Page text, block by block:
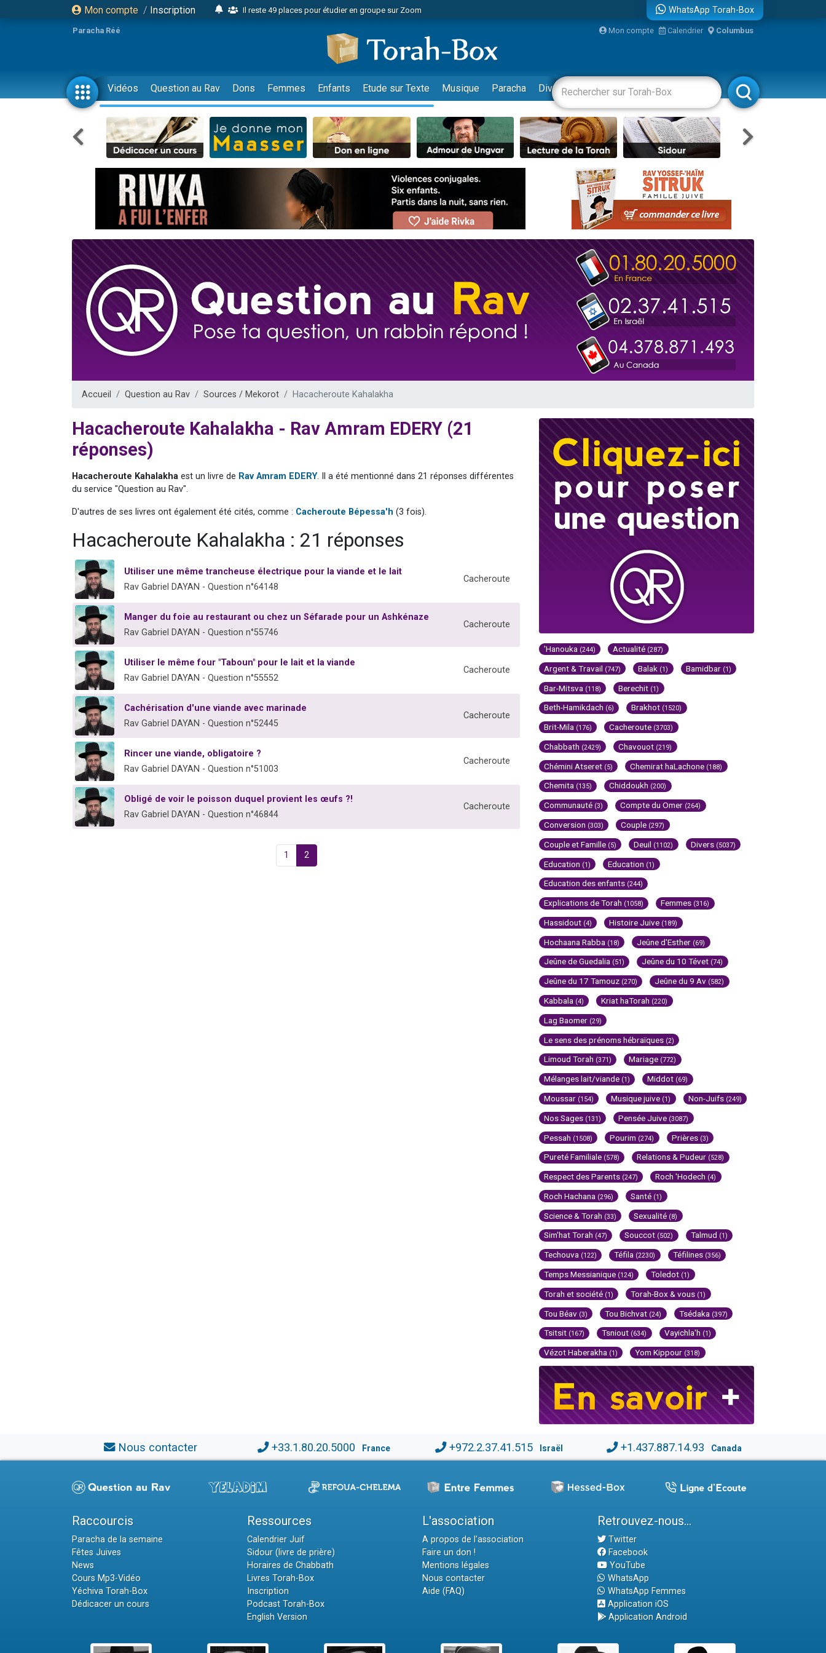
Mon compte / Inscription
Il reste 49 places pour étudier en groupe sur Zoom
2 personnes viennent de nous rejoindre sur WhatsApp
6 personnes viennent de nous rejoindre sur WhatsApp
4 personnes viennent de faire un don pour Reloger Rivka, 6 enfants, victime de violences...
2 personnes viennent de faire un don pour 1 Journée de Vacances Pour les Enfants
17 personnes viennent de demander une bénédiction
4 personnes viennent de nous rejoindre sur WhatsApp
Il reste 49 places pour étudier en groupe sur Zoom
Eva vient de donner son Maasser
4 personnes viennent de nous rejoindre sur WhatsApp
3 personnes viennent de nous rejoindre sur WhatsApp
Odaya vient de donner son Maasser
3 personnes viennent de faire un don pour 5 jours de vacances aux Orphelins
2 personnes viennent de nous rejoindre sur WhatsApp
13 personnes viennent de demander une bénédiction
30 personnes viennent de faire un don pour Sauvez la jambe de Yohan
Il reste 49 places pour étudier en groupe sur Zoom
12 nouvelles musiques dans Torah-Box Music
WhatsApp Torah-Box
Paracha Réé Mon compte Calendrier Columbus
Vidéos Question au Rav Dons Femmes Enfants Etude sur Texte Musique Paracha Divertissements Livres Rabbanim
Accueil Question au Rav Sources / Mekorot Hacacheroute Kahalakha
Hacacheroute Kahalakha - Rav Amram EDERY (21
réponses)
Hacacheroute Kahalakha est un livre de Rav Amram EDERY. Il a été mentionné dans 21 réponses différentes
du service "Question au Rav".
D'autres de ses livres ont également été cités, comme : Cacheroute Bépessa'h (3 fois).
Hacacheroute Kahalakha : 21 réponses
Utiliser une même trancheuse électrique pour la viande et le lait
Rav Gabriel DAYAN - Question n°64148
Cacheroute
Manger du foie au restaurant ou chez un Séfarade pour un Ashkénaze
Rav Gabriel DAYAN - Question n°55746
Cacheroute
Utiliser le même four "Taboun" pour le lait et la viande
Rav Gabriel DAYAN - Question n°55552
Cacheroute
Cachérisation d'une viande avec marinade
Rav Gabriel DAYAN - Question n°52445
Cacheroute
Rincer une viande, obligatoire ?
Rav Gabriel DAYAN - Question n°51003
Cacheroute
Obligé de voir le poisson duquel provient les œufs ?!
Rav Gabriel DAYAN - Question n°46844
Cacheroute
1 2
'Hanouka (244) Actualité (287)
Argent & Travail (747) Balak (1) Bamidbar (1)
Bar-Mitsva (118) Berechit (1)
Beth-Hamikdach (6) Brakhot (1520)
Brit-Mila (176) Cacheroute (3703)
Chabbath (2429) Chavouot (219)
Chémini Atseret (5) Chemirat haLachone (188)
Chemita (135) Chiddoukh (200)
Communauté (3) Compte du Omer (264)
Conversion (303) Couple (297)
Couple et Famille (5) Deuil (1102) Divers (5037)
Education (1) Education (1)
Education des enfants (244)
Explications de Torah (1058) Femmes (316)
Hassidout (4) Histoire Juive (189)
Hochaana Rabba (18) Jeûne d'Esther (69)
Jeûne de Guedalia (51) Jeûne du 10 Tévet (74)
Jeûne du 17 Tamouz (270) Jeûne du 9 Av (582)
Kabbala (4) Kriat haTorah (220)
Lag Baomer (29)
Le sens des prénoms hébraïques (2)
Limoud Torah (371) Mariage (772)
Mélanges lait/viande (1) Middot (69)
Moussar (154) Musique juive (1) Non-Juifs (249)
Nos Sages (131) Pensée Juive (3087)
Pessah (1508) Pourim (274) Prières (3)
Pureté Familiale (578) Relations & Pudeur (528)
Respect des Parents (247) Roch 'Hodech (4)
Roch Hachana (296) Santé (1)
Science & Torah (33) Sexualité (8)
Sim'hat Torah (47) Souccot (502) Talmud (1)
Techouva (122) Téfila (2230) Téfilines (356)
Temps Messianique (124) Toledot (1)
Torah et société (1) Torah-Box & vous (1)
Tou Béav (3) Tou Bichvat (24) Tsédaka (397)
Tsitsit (167) Tsniout (634) Vayichla'h (1)
Vézot Haberakha (1) Yom Kippour (318)
Nous contacter +33.1.80.20.5000 France +972.2.37.41.515 Israël +1.437.887.14.93 Canada
Raccourcis
Paracha de la semaine
Fêtes Juives
News
Cours Mp3-Vidéo
Yéchiva Torah-Box
Dédicacer un cours
Ressources
Calendrier Juif
Sidour (livre de prière)
Horaires de Chabbath
Livres Torah-Box
Inscription
Podcast Torah-Box
English Version
L'association
A propos de l'association
Faire un don !
Mentions légales
Nous contacter
Aide (FAQ)
Retrouvez-nous...
Twitter
Facebook
YouTube
WhatsApp
WhatsApp Femmes
Application iOS
Application Android